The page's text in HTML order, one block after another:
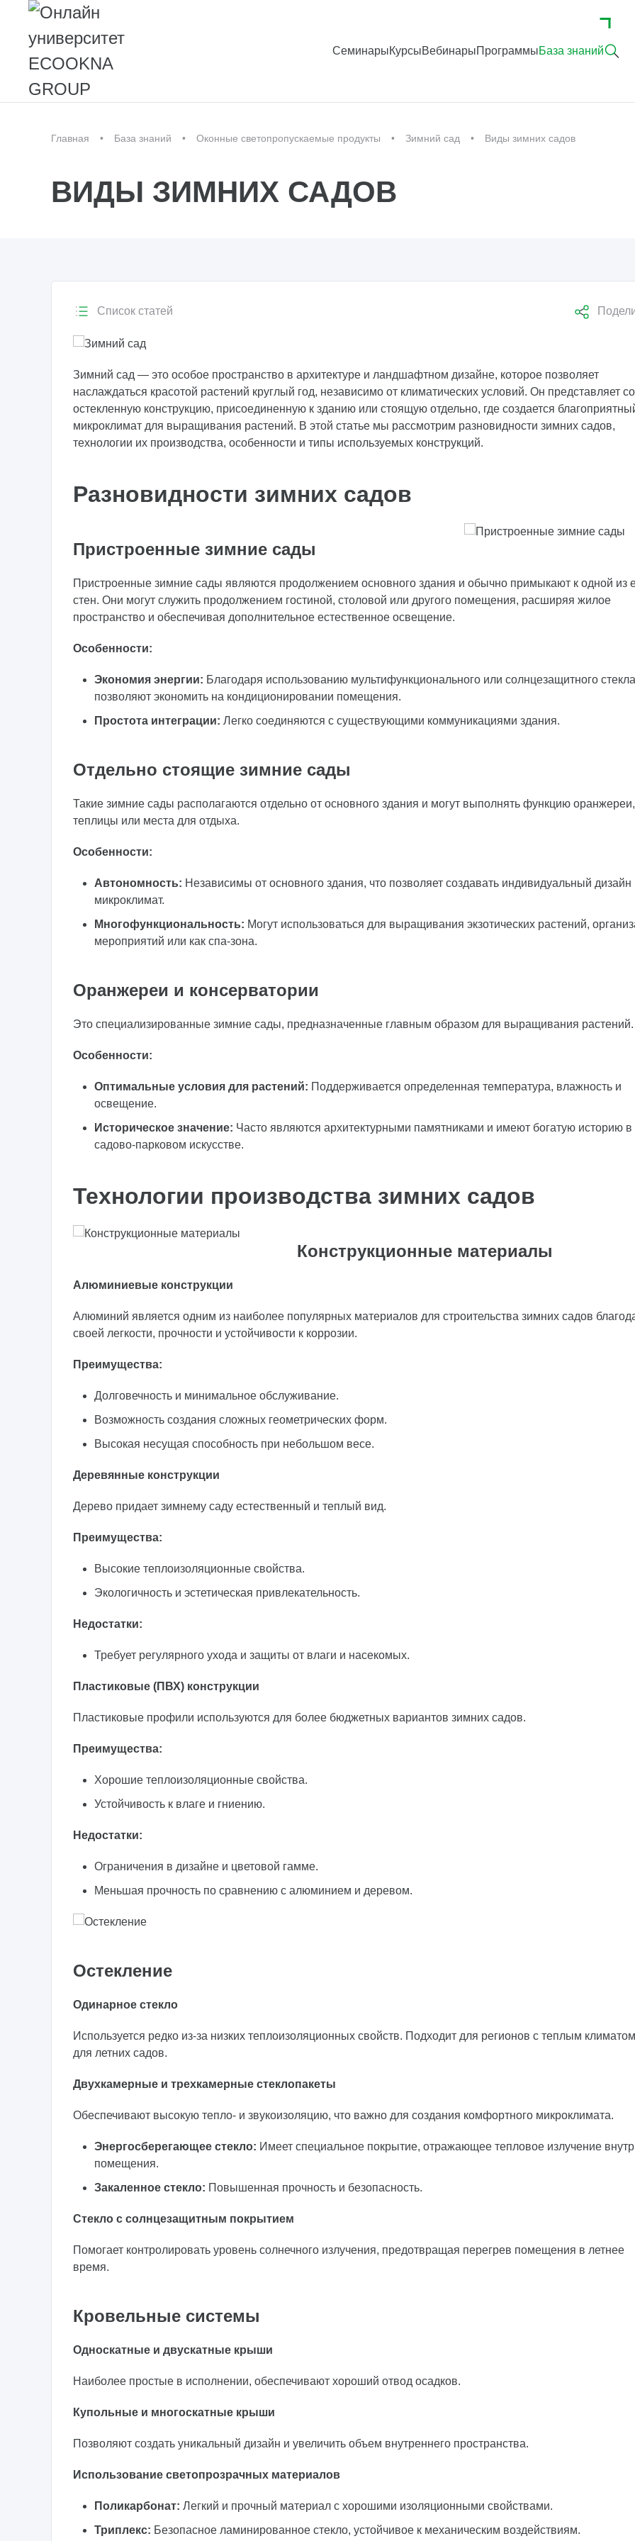
СеминарыКурсыВебинарыПрограммыБаза знаний
Главная База знаний Оконные светопропускаемые продукты Зимний сад Виды зимних садов
ВИДЫ ЗИМНИХ САДОВ
Список статей
Зимний сад — это особое пространство в архитектуре и ландшафтном дизайне, которое позволяет
наслаждаться красотой растений круглый год, независимо от климатических условий. Он представляет
остекленную конструкцию, присоединенную к зданию или стоящую отдельно, где создается
микроклимат для выращивания растений. В этой статье мы рассмотрим разновидности зимних садов,
технологии их производства, особенности и типы используемых конструкций.
Разновидности зимних садов
Пристроенные зимние сады
Пристроенные зимние сады являются продолжением основного здания и обычно примыкают к одной из
стен. Они могут служить продолжением гостиной, столовой или другого помещения, расширяя жилое
пространство и обеспечивая дополнительное естественное освещение.
Особенности:
Экономия энергии: Благодаря использованию мультифункционального или солнцезащитного стекла
позволяют экономить на кондиционировании помещения.
Простота интеграции: Легко соединяются с существующими коммуникациями здания.
Отдельно стоящие зимние сады
Такие зимние сады располагаются отдельно от основного здания и могут выполнять функцию оранжереи,
теплицы или места для отдыха.
Особенности:
Автономность: Независимы от основного здания, что позволяет создавать индивидуальный дизайн
микроклимат.
Многофункциональность: Могут использоваться для выращивания экзотических растений,
мероприятий или как спа-зона.
Оранжереи и консерватории
Это специализированные зимние сады, предназначенные главным образом для выращивания растений.
Особенности:
Оптимальные условия для растений: Поддерживается определенная температура, влажность и
освещение.
Историческое значение: Часто являются архитектурными памятниками и имеют богатую историю в
садово-парковом искусстве.
Технологии производства зимних садов
Конструкционные материалы
Алюминиевые конструкции
Алюминий является одним из наиболее популярных материалов для строительства зимних садов
своей легкости, прочности и устойчивости к коррозии.
Преимущества:
Долговечность и минимальное обслуживание.
Возможность создания сложных геометрических форм.
Высокая несущая способность при небольшом весе.
Деревянные конструкции
Дерево придает зимнему саду естественный и теплый вид.
Преимущества:
Высокие теплоизоляционные свойства.
Экологичность и эстетическая привлекательность.
Недостатки:
Требует регулярного ухода и защиты от влаги и насекомых.
Пластиковые (ПВХ) конструкции
Пластиковые профили используются для более бюджетных вариантов зимних садов.
Преимущества:
Хорошие теплоизоляционные свойства.
Устойчивость к влаге и гниению.
Недостатки:
Ограничения в дизайне и цветовой гамме.
Меньшая прочность по сравнению с алюминием и деревом.
Остекление
Одинарное стекло
Используется редко из-за низких теплоизоляционных свойств. Подходит для регионов с теплым
для летних садов.
Двухкамерные и трехкамерные стеклопакеты
Обеспечивают высокую тепло- и звукоизоляцию, что важно для создания комфортного микроклимата.
Энергосберегающее стекло: Имеет специальное покрытие, отражающее тепловое излучение
помещения.
Закаленное стекло: Повышенная прочность и безопасность.
Стекло с солнцезащитным покрытием
Помогает контролировать уровень солнечного излучения, предотвращая перегрев помещения в летнее
время.
Кровельные системы
Односкатные и двускатные крыши
Наиболее простые в исполнении, обеспечивают хороший отвод осадков.
Купольные и многоскатные крыши
Позволяют создать уникальный дизайн и увеличить объем внутреннего пространства.
Использование светопрозрачных материалов
Поликарбонат: Легкий и прочный материал с хорошими изоляционными свойствами.
Триплекс: Безопасное ламинированное стекло, устойчивое к механическим воздействиям.